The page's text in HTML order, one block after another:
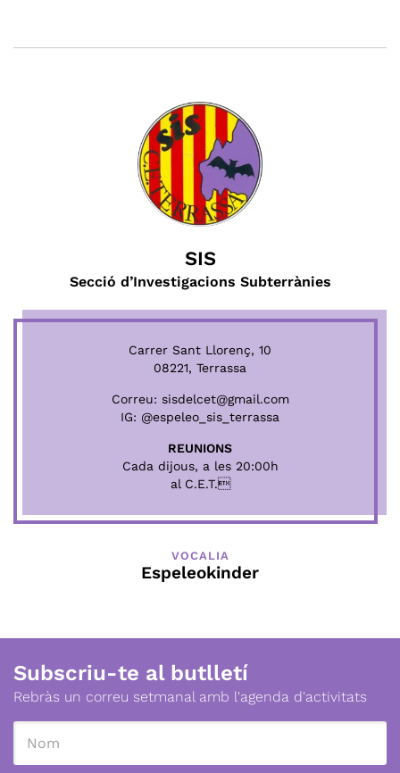
SIS
Secció d’Investigacions Subterrànies
Carrer Sant Llorenç, 10
08221, Terrassa
Correu: sisdelcet@gmail.com
IG: @espeleo_sis_terrassa
REUNIONS
Cada dijous, a les 20:00h
al C.E.T.
VOCALIA
Espeleokinder
Subscriu-te al butlletí
Rebràs un correu setmanal amb l'agenda d'activitats